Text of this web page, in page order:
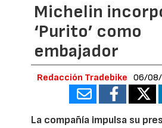
Michelin
‘Purito’ como
embajador
Redacción Tradebike 06/
La compañía impulsa su